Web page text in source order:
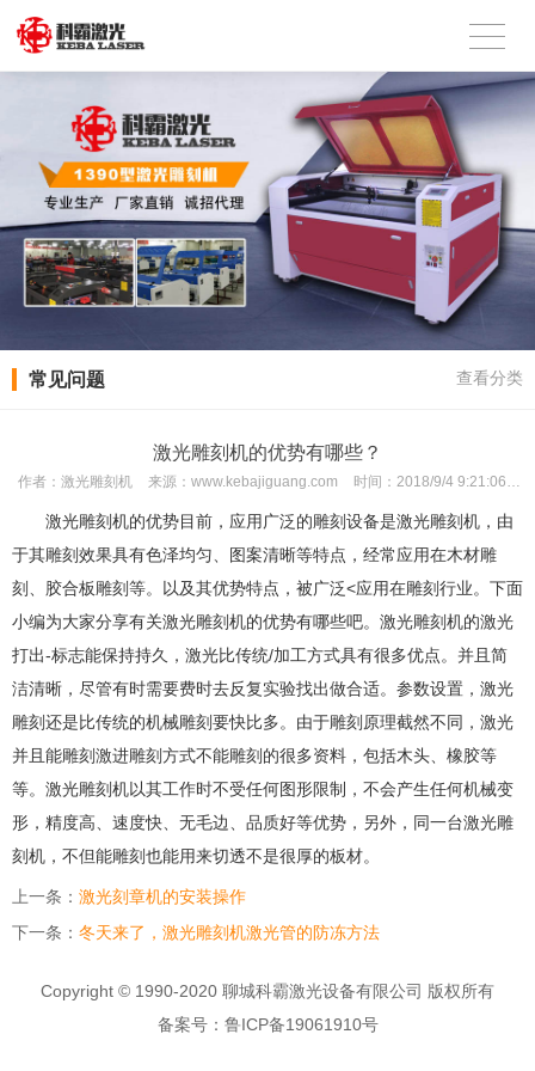
常见问题 查看分类
激光雕刻机的优势有哪些？
作者： 激光雕刻机 来源： www.kebajiguang.com 时间： 2018/9/4 9:21:06
激光雕刻机的优势目前，应用广泛的雕刻设备是激光雕刻机，由
于其雕刻效果具有色泽均匀、图案清晰等特点，经常应用在木材雕
刻、胶合板雕刻等。以及其优势特点，被广泛<应用在雕刻行业。下面
小编为大家分享有关激光雕刻机的优势有哪些吧。激光雕刻机的激光
打出-标志能保持持久，激光比传统/加工方式具有很多优点。并且简
洁清晰，尽管有时需要费时去反复实验找出做合适。参数设置，激光
雕刻还是比传统的机械雕刻要快比多。由于雕刻原理截然不同，激光
并且能雕刻激进雕刻方式不能雕刻的很多资料，包括木头、橡胶等
等。激光雕刻机以其工作时不受任何图形限制，不会产生任何机械变
形，精度高、速度快、无毛边、品质好等优势，另外，同一台激光雕
刻机，不但能雕刻也能用来切透不是很厚的板材。
上一条： 激光刻章机的安装操作
下一条： 冬天来了，激光雕刻机激光管的防冻方法
Copyright © 1990-2020 聊城科霸激光设备有限公司 版权所有
备案号：鲁ICP备19061910号